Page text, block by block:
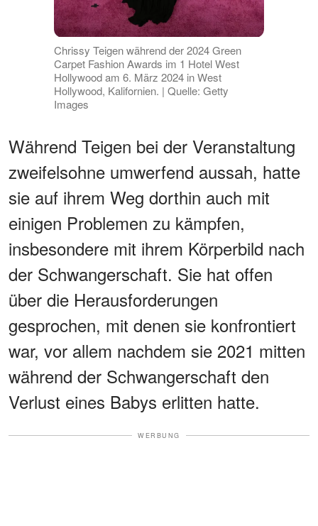
Chrissy Teigen während der 2024 Green
Carpet Fashion Awards im 1 Hotel West
Hollywood am 6. März 2024 in West
Hollywood, Kalifornien. | Quelle: Getty
Images
Während Teigen bei der Veranstaltung
zweifelsohne umwerfend aussah, hatte
sie auf ihrem Weg dorthin auch mit
einigen Problemen zu kämpfen,
insbesondere mit ihrem Körperbild nach
der Schwangerschaft. Sie hat offen
über die Herausforderungen
gesprochen, mit denen sie konfrontiert
war, vor allem nachdem sie 2021 mitten
während der Schwangerschaft den
Verlust eines Babys erlitten hatte.
WERBUNG